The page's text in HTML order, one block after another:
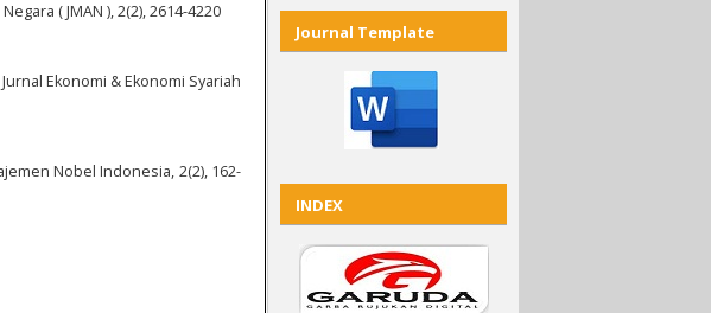
Journal Template
INDEX
( JMAN ), 2(2), 2614-4220
Ekonomi & Ekonomi Syariah
Nobel Indonesia, 2(2), 162-